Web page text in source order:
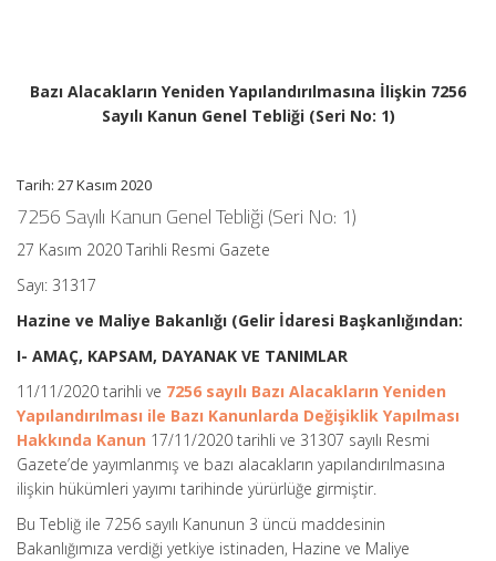
Bazı Alacakların Yeniden Yapılandırılmasına İlişkin 7256
Sayılı Kanun Genel Tebliği (Seri No: 1)
Tarih: 27 Kasım 2020
7256 Sayılı Kanun Genel Tebliği (Seri No: 1)
27 Kasım 2020 Tarihli Resmi Gazete
Sayı: 31317
Hazine ve Maliye Bakanlığı (Gelir İdaresi Başkanlığından:
I- AMAÇ, KAPSAM, DAYANAK VE TANIMLAR
11/11/2020 tarihli ve 7256 sayılı Bazı Alacakların Yeniden
Yapılandırılması ile Bazı Kanunlarda Değişiklik Yapılması
Hakkında Kanun 17/11/2020 tarihli ve 31307 sayılı Resmi
Gazete’de yayımlanmış ve bazı alacakların yapılandırılmasına
ilişkin hükümleri yayımı tarihinde yürürlüğe girmiştir.
Bu Tebliğ ile 7256 sayılı Kanunun 3 üncü maddesinin
Bakanlığımıza verdiği yetkiye istinaden, Hazine ve Maliye